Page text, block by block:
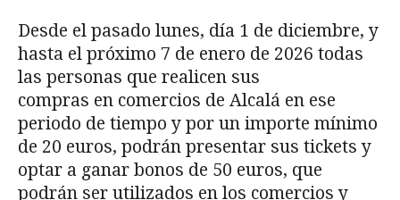
Desde el pasado lunes, día 1 de diciembre, y
hasta el próximo 7 de enero de 2026 todas
las personas que realicen sus
compras en comercios de Alcalá en ese
periodo de tiempo y por un importe mínimo
de 20 euros, podrán presentar sus tickets y
optar a ganar bonos de 50 euros, que
podrán ser utilizados en los comercios y